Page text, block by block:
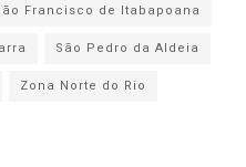
Francisco de Itabapoana
São Pedro da Aldeia
Zona Norte do Rio